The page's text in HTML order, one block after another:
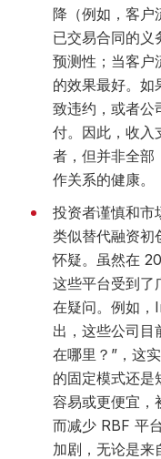
降（例如，客户
已交易合同的义
预测性；当客户
的效果最好。如
致违约，或者公
付。因此，收入
者，但并非全部
作关系的健康。
投资者谨慎和市
类似替代融资初
怀疑。虽然在
这些平台受到了
在疑问。例如
出，这些公司目
在哪里？”，这
的固定模式还是
容易或更便宜，
而减少 RBF 平
加剧，无论是来